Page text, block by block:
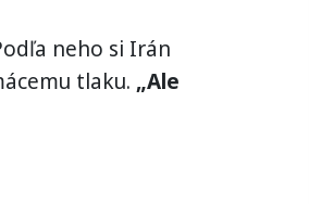
neho si Irán
tlaku. „Ale